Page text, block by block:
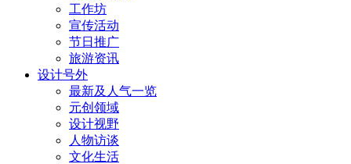
工作坊
宣传活动
节日推广
旅游资讯
设计号外
最新及人气一览
元创领域
设计视野
人物访谈
文化生活